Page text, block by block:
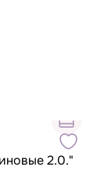
2.0."